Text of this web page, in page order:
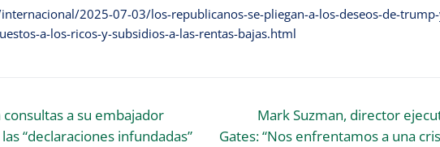
2025-07-03/los-republicanos-se-pliegan-a-los-deseos-de-
a-los-ricos-y-subsidios-a-las-rentas-bajas.html
consultas a su embajador
“declaraciones infundadas”
Mark Suzman, director
Gates: “Nos enfrentamos a una